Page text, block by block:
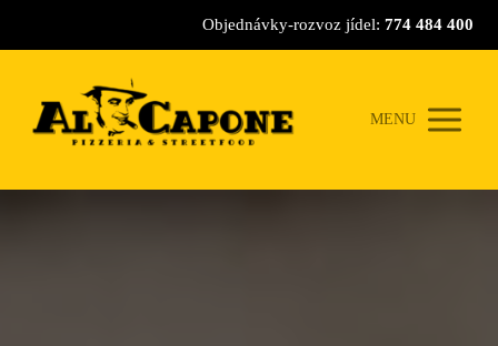
Objednávky-rozvoz jídel: 774 484 400
MENU